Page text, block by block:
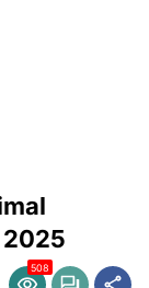
2025
508